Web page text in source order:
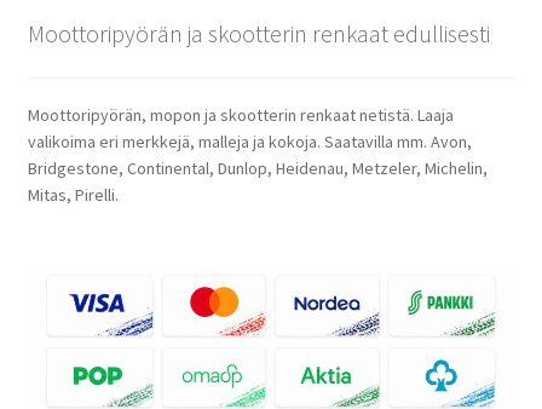
Moottoripyörän ja skootterin renkaat edullisesti
Moottoripyörän, mopon ja skootterin renkaat netistä. Laaja
valikoima eri merkkejä, malleja ja kokoja. Saatavilla mm. Avon,
Bridgestone, Continental, Dunlop, Heidenau, Metzeler, Michelin,
Mitas, Pirelli.